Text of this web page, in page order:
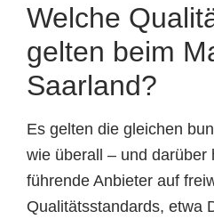
Welche
gelten beim
Saarland?
Es gelten die gleichen
wie überall – und darüber
führende Anbieter auf
Qualitätsstandards, etwa